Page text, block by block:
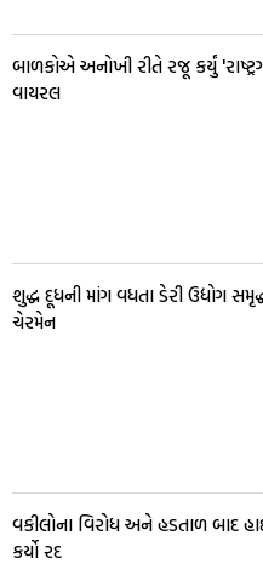
બાળકોએ અનોખી રીતે રજૂ કર્યું
વાયરલ
શુદ્ધ દૂધની માંગ વધતા ડેરી ઉદ્યોગ
ચેરમેન
વકીલોના વિરોધ અને હડતાળ બાદ
કર્યો રદ